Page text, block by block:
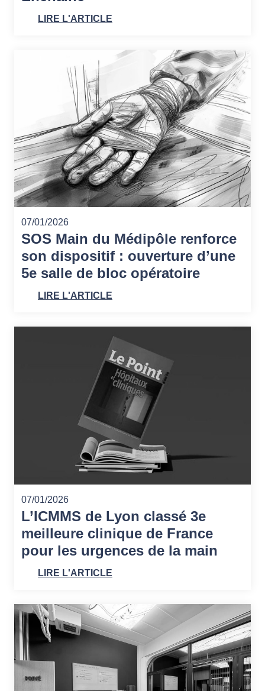
LIRE L'ARTICLE
07/01/2026
SOS Main du Médipôle renforce
son dispositif : ouverture d’une
5e salle de bloc opératoire
LIRE L'ARTICLE
07/01/2026
L’ICMMS de Lyon classé 3e
meilleure clinique de France
pour les urgences de la main
LIRE L'ARTICLE